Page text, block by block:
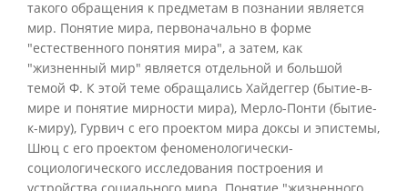
такого обращения к предметам в познании является
мир. Понятие мира, первоначально в форме
"естественного понятия мира", а затем, как
"жизненный мир" является отдельной и большой
темой Ф. К этой теме обращались Хайдеггер (бытие-в-
мире и понятие мирности мира), Мерло-Понти (бытие-
к-миру), Гурвич с его проектом мира доксы и эпистемы,
Шюц с его проектом феноменологически-
социологического исследования построения и
устройства социального мира. Понятие "жизненного